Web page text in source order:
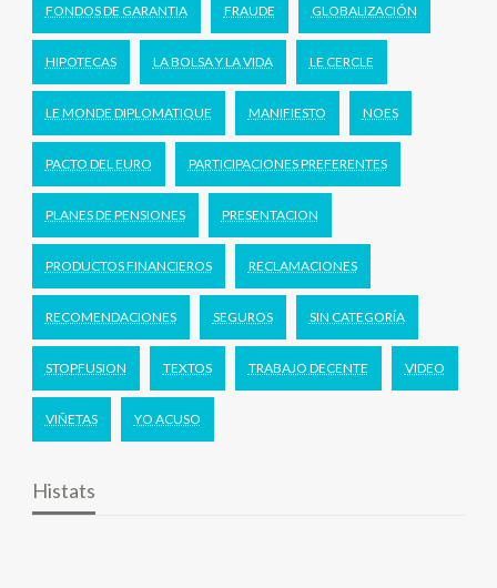
FONDOS DE GARANTIA FRAUDE GLOBALIZACIÓN
HIPOTECAS LA BOLSA Y LA VIDA LE CERCLE
LE MONDE DIPLOMATIQUE MANIFIESTO NOES
PACTO DEL EURO PARTICIPACIONES PREFERENTES
PLANES DE PENSIONES PRESENTACION
PRODUCTOS FINANCIEROS RECLAMACIONES
RECOMENDACIONES SEGUROS SIN CATEGORÍA
STOPFUSION TEXTOS TRABAJO DECENTE VIDEO
VIÑETAS YO ACUSO
Histats